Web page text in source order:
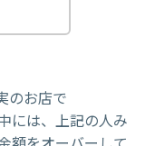
のお店で
には、上記の人み